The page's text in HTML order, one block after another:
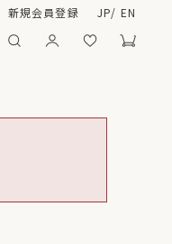
新規会員登録 JP/ EN